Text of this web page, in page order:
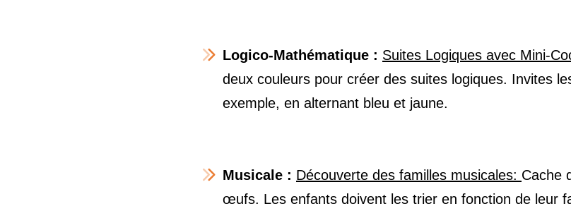
Logico-Mathématique : Suites Logiques avec Mini-
deux couleurs pour créer des suites logiques. Invites
exemple, en alternant bleu et jaune.
Musicale : Découverte des familles musicales: Cache
œufs. Les enfants doivent les trier en fonction de leur